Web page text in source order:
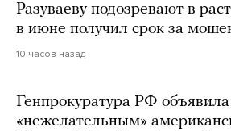
Разуваеву подозревают в
в июне получил срок за
10 часов назад
Генпрокуратура РФ объявила
«нежелательным»